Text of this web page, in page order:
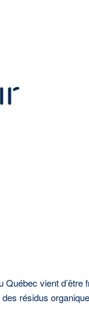
vient d’être
résidus